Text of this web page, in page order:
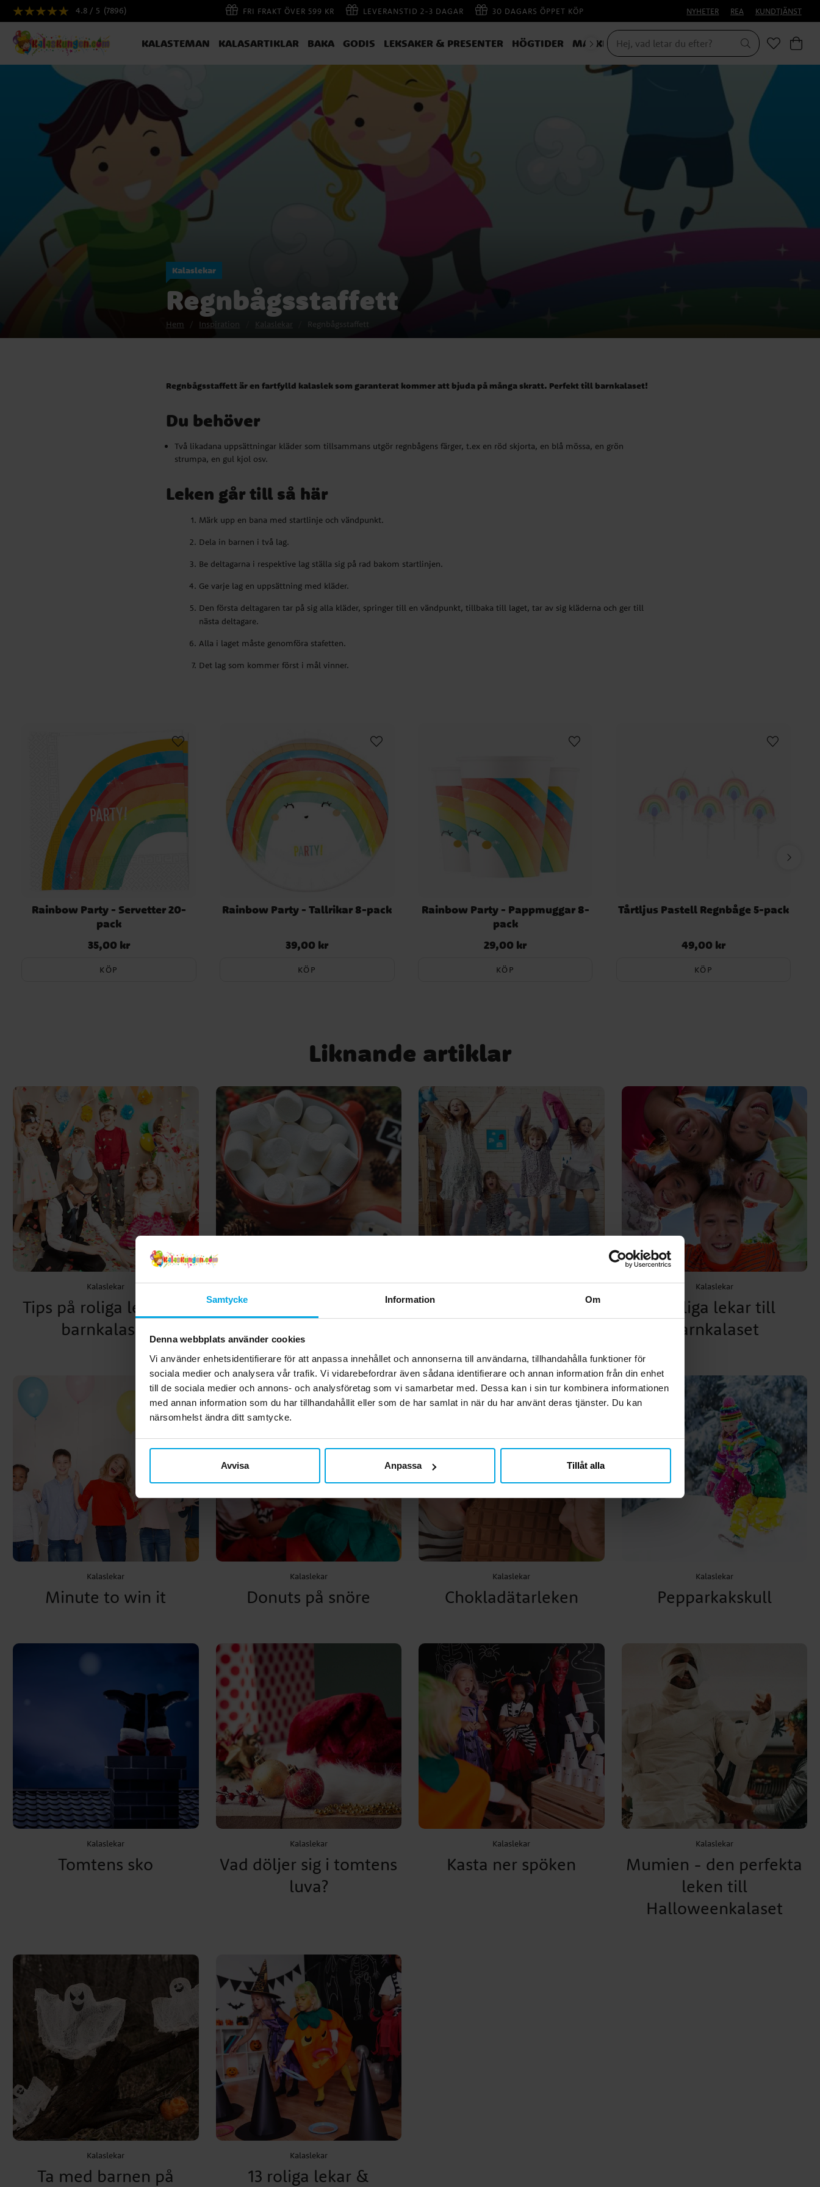
Samtycke Information Om
Denna webbplats använder cookies
Vi använder enhetsidentifierare för att anpassa innehållet och annonserna till användarna, tillhandahålla funktioner för
sociala medier och analysera vår trafik. Vi vidarebefordrar även sådana identifierare och annan information från din enhet
till de sociala medier och annons- och analysföretag som vi samarbetar med. Dessa kan i sin tur kombinera informationen
med annan information som du har tillhandahållit eller som de har samlat in när du har använt deras tjänster. Du kan
närsomhelst ändra ditt samtycke.
Avvisa Anpassa Tillåt alla
4.8 / 5 (7896) FRI FRAKT ÖVER 599 KR LEVERANSTID 2-3 DAGAR 30 DAGARS ÖPPET KÖP NYHETER REA KUNDTJÄNST
KALASTEMAN KALASARTIKLAR BAKA GODIS LEKSAKER & PRESENTER HÖGTIDER MASKERAD
Kalaslekar
Regnbågsstaffett
Hem Inspiration Kalaslekar Regnbågsstaffett
Regnbågsstaffett är en fartfylld kalaslek som garanterat kommer att bjuda på många skratt. Perfekt till barnkalaset!
Du behöver
Två likadana uppsättningar kläder som tillsammans utgör regnbågens färger, t.ex en röd skjorta, en blå mössa, en grön
strumpa, en gul kjol osv.
Leken går till så här
Märk upp en bana med startlinje och vändpunkt.
Dela in barnen i två lag.
Be deltagarna i respektive lag ställa sig på rad bakom startlinjen.
Ge varje lag en uppsättning med kläder.
Den första deltagaren tar på sig alla kläder, springer till en vändpunkt, tillbaka till laget, tar av sig kläderna och ger till
nästa deltagare.
Alla i laget måste genomföra stafetten.
Det lag som kommer först i mål vinner.
Rainbow Party - Servetter 20-
pack
Pris:35,00 kr
35,00 kr
KÖP
Rainbow Party - Tallrikar 8-pack
Pris:39,00 kr
39,00 kr
KÖP
Rainbow Party - Pappmuggar 8-
pack
Pris:29,00 kr
29,00 kr
KÖP
Tårtljus Pastell Regnbåge 5-pack
Pris:49,00 kr
49,00 kr
KÖP
Liknande artiklar
Kalaslekar
Tips på roliga lekar till
barnkalaset
Kalaslekar
Marshmallowleken
Kalaslekar Kalaslekar
8 roliga lekar till
barnkalaset
Kalaslekar
Minute to win it
Kalaslekar
Donuts på snöre
Kalaslekar
Chokladätarleken
Kalaslekar
Pepparkakskull
Kalaslekar
Tomtens sko
Kalaslekar
Vad döljer sig i tomtens
luva?
Kalaslekar
Kasta ner spöken
Kalaslekar
Mumien - den perfekta
leken till
Halloweenkalaset
Kalaslekar
Ta med barnen på
Kalaslekar
13 roliga lekar &